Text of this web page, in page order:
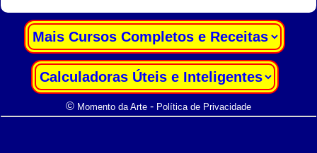
© Momento da Arte- Política de Privacidade